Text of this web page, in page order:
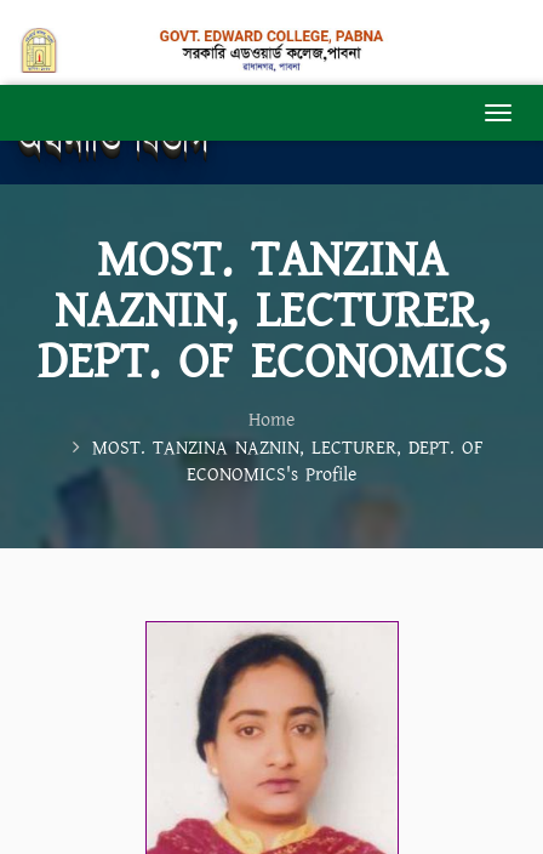
অর্থনীতি বিভাগ
MOST. TANZINA
NAZNIN, LECTURER,
DEPT. OF ECONOMICS
Home
MOST. TANZINA NAZNIN, LECTURER, DEPT. OF
ECONOMICS's Profile